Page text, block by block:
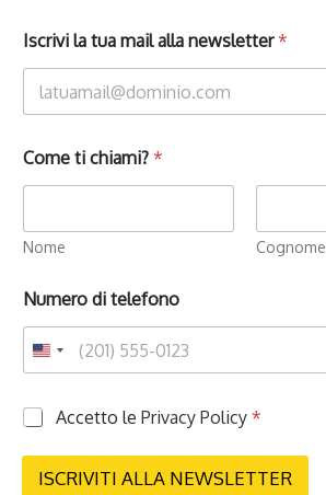
Iscrivi la tua mail alla newsletter*
Come ti chiami? *
Nome Cognome
Numero di telefono
P
i
Accetto le Privacy Policy *
ISCRIVITI ALLA NEWSLETTER